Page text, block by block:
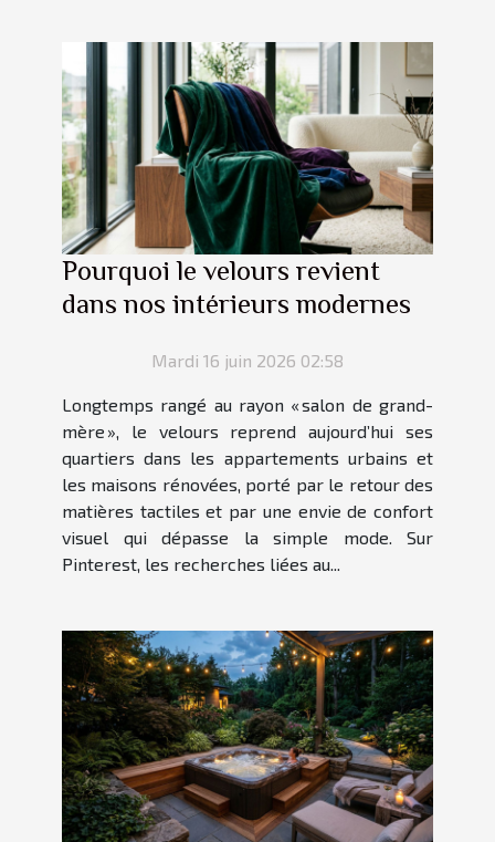
Pourquoi le velours revient
dans nos intérieurs modernes
Mardi 16 juin 2026 02:58
Longtemps rangé au rayon « salon de grand-
mère », le velours reprend aujourd’hui ses
quartiers dans les appartements urbains et
les maisons rénovées, porté par le retour des
matières tactiles et par une envie de confort
visuel qui dépasse la simple mode. Sur
Pinterest, les recherches liées au...